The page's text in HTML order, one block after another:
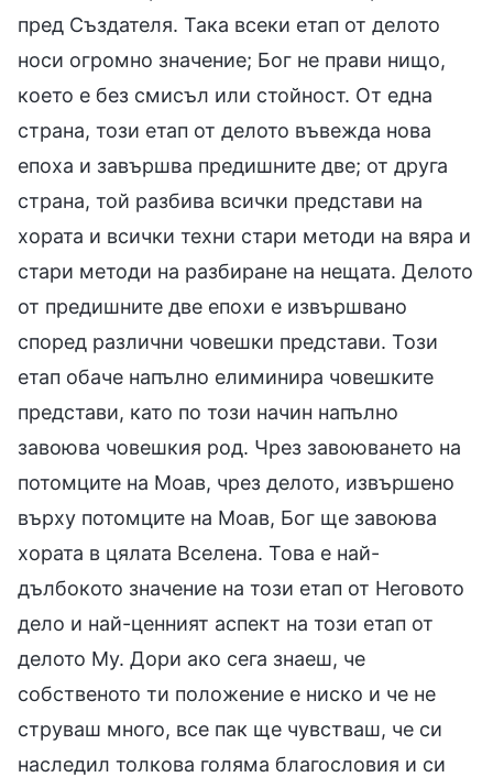
пред Създателя. Така всеки етап от делото
носи огромно значение; Бог не прави нищо,
което е без смисъл или стойност. От една
страна, този етап от делото въвежда нова
епоха и завършва предишните две; от друга
страна, той разбива всички представи на
хората и всички техни стари методи на вяра и
стари методи на разбиране на нещата. Делото
от предишните две епохи е извършвано
според различни човешки представи. Този
етап обаче напълно елиминира човешките
представи, като по този начин напълно
завоюва човешкия род. Чрез завоюването на
потомците на Моав, чрез делото, извършено
върху потомците на Моав, Бог ще завоюва
хората в цялата Вселена. Това е най-
дълбокото значение на този етап от Неговото
дело и най-ценният аспект на този етап от
делото Му. Дори ако сега знаеш, че
собственото ти положение е ниско и че не
струваш много, все пак ще чувстваш, че си
наследил толкова голяма благословия и си